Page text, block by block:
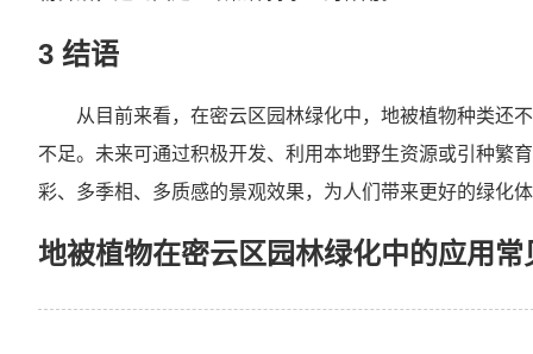
3 结语
从目前来看，在密云区园林绿化中，地被植物种类还
不足。未来可通过积极开发、利用本地野生资源或引种繁
彩、多季相、多质感的景观效果，为人们带来更好的绿化
地被植物在密云区园林绿化中的应用